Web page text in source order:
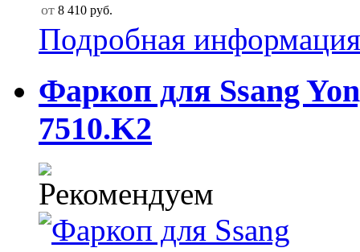
от 8 410 руб.
Подробная информация
Фаркоп для Ssang
7510.K2